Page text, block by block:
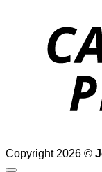
Copyright 2026 ©